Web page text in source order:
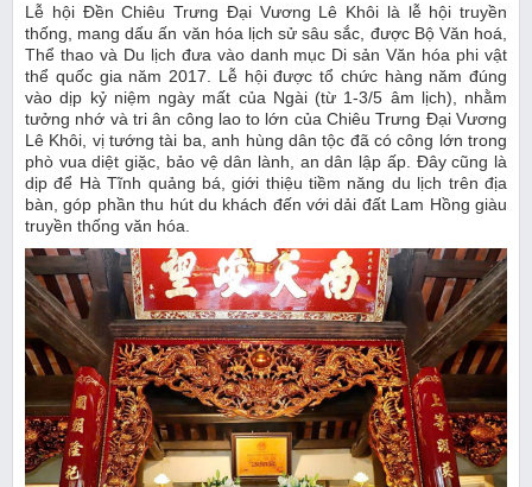
Lễ hội Đền Chiêu Trưng Đại Vương Lê Khôi là lễ hội truyền
thống, mang dấu ấn văn hóa lịch sử sâu sắc, được Bộ Văn hoá,
Thể thao và Du lịch đưa vào danh mục Di sản Văn hóa phi vật
thể quốc gia năm 2017. Lễ hội được tổ chức hàng năm đúng
vào dịp kỷ niệm ngày mất của Ngài (từ 1-3/5 âm lịch), nhằm
tưởng nhớ và tri ân công lao to lớn của Chiêu Trưng Đại Vương
Lê Khôi, vị tướng tài ba, anh hùng dân tộc đã có công lớn trong
phò vua diệt giặc, bảo vệ dân lành, an dân lập ấp. Đây cũng là
dịp để Hà Tĩnh quảng bá, giới thiệu tiềm năng du lịch trên địa
bàn, góp phần thu hút du khách đến với dải đất Lam Hồng giàu
truyền thống văn hóa.